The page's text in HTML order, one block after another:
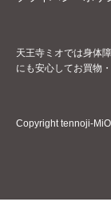
天王寺ミオでは身体
にも安心してお買物
Copyright tennoji-